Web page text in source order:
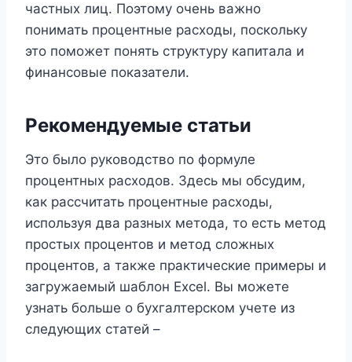
частных лиц. Поэтому очень важно
понимать процентные расходы, поскольку
это поможет понять структуру капитала и
финансовые показатели.
Рекомендуемые статьи
Это было руководство по формуле
процентных расходов. Здесь мы обсудим,
как рассчитать процентные расходы,
используя два разных метода, то есть метод
простых процентов и метод сложных
процентов, а также практические примеры и
загружаемый шаблон Excel. Вы можете
узнать больше о бухгалтерском учете из
следующих статей –